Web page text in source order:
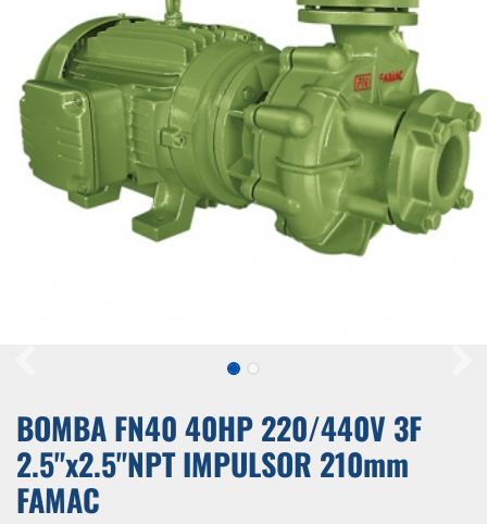
BOMBA FN40 40HP 220/440V 3F
2.5"x2.5"NPT IMPULSOR 210mm
FAMAC